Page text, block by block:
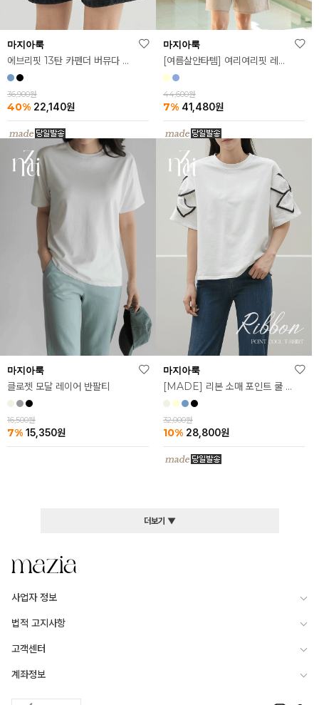
마지아룩
에브리핏 13탄 카펜더 버뮤다 데님 반바지
36,900원
40% 22,140원
마지아룩
[여름살안타템] 여리여리핏 레이온 단추 후드 셔츠
44,600원
7% 41,480원
마지아룩
클로젯 모달 레이어 반팔티
16,500원
7% 15,350원
마지아룩
[MADE] 리본 소매 포인트 쿨 반팔티
32,000원
10% 28,800원
더보기 ▼
사업자 정보
법적 고지사항
고객센터
계좌정보